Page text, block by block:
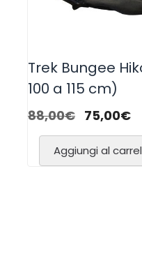
Trek Bungee
100 a 115 cm)
88,00€ 75,00€
Aggiungi al